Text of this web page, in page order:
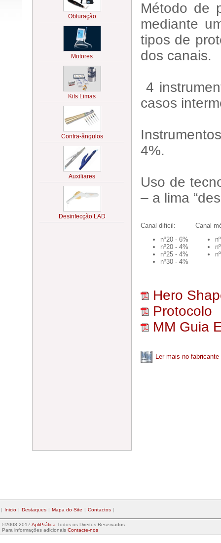
Método de
mediante
tipos de
dos canais.
4
casos
4%.
Uso de
– a lima
Canal dificil:
nº20 - 6%
nº20 - 4%
nº25 - 4%
nº30 - 4%
Canal
Hero
Protocolo
MM Guia
Ler mais no fabricante
| Inicio | Destaques | Mapa do Site | Contactos |
©2008-2017 ApliPrática Todos os Direitos Reservados
Para informações adicionais Contacte-nos